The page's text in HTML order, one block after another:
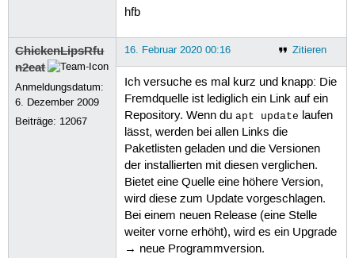
127
129
132
133
134
135
136
137
138
139
140
141
142
143
144
22
25
28
29
30
31
32
33
500 http://
     14.0.14470 500
500 http://
     13.2.119192 500
500 http://
     13.2.26559 500
hfb
ChickenLipsRfu
n2eat
Anmeldungsdatum:
6. Dezember 2009
Beiträge: 12067
Zitieren
16. Februar 2020 00:16
Ich versuche es mal kurz und knapp: Die
Fremdquelle ist lediglich ein Link auf ein
Repository. Wenn du apt update laufen
lässt, werden bei allen Links die
Paketlisten geladen und die Versionen
der installierten mit diesen verglichen.
Bietet eine Quelle eine höhere Version,
wird diese zum Update vorgeschlagen.
Bei einem neuen Release (eine Stelle
weiter vorne erhöht), wird es ein Upgrade
→ neue Programmversion.